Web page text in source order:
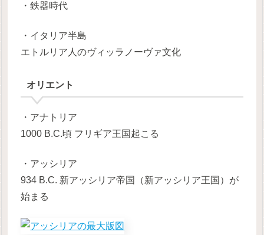
・鉄器時代
・イタリア半島
エトルリア人のヴィッラノーヴァ文化
オリエント
・アナトリア
1000 B.C.頃 フリギア王国起こる
・アッシリア
934 B.C. 新アッシリア帝国（新アッシリア王国）が
始まる